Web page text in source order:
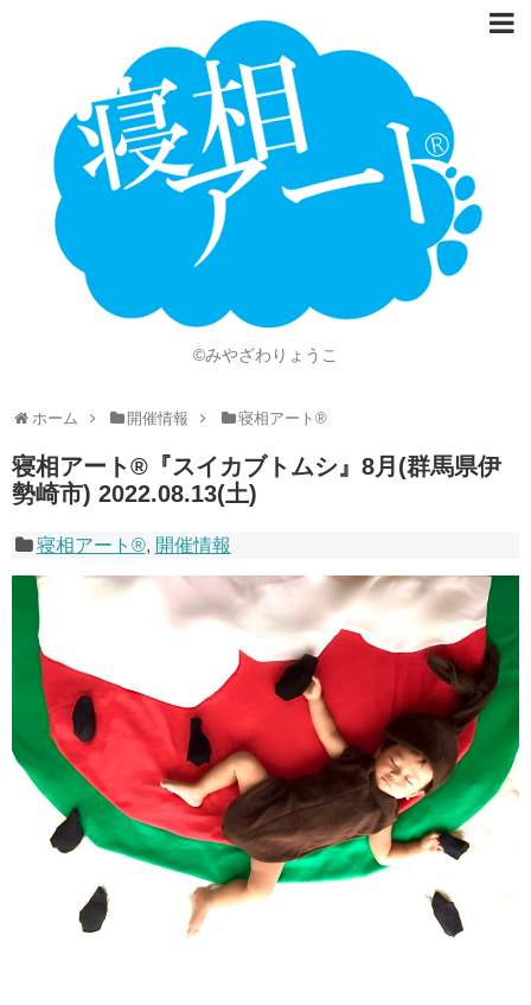
©みやざわりょうこ
ホーム 開催情報 寝相アート®
寝相アート®︎『スイカブトムシ』8月(群馬県伊
勢崎市) 2022.08.13(土)
寝相アート®, 開催情報
Language
開催情報
動画
ニュース
知的財産権